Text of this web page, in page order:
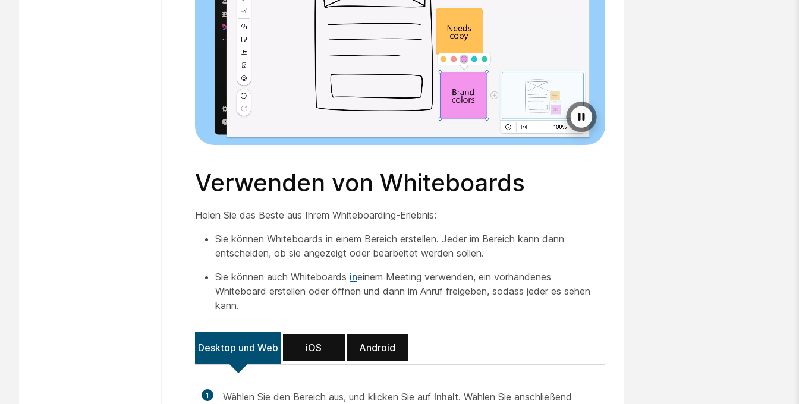
Verwenden von Whiteboards
Holen Sie das Beste aus Ihrem Whiteboarding-Erlebnis:
Sie können Whiteboards in einem Bereich erstellen. Jeder im Bereich kann dann
entscheiden, ob sie angezeigt oder bearbeitet werden sollen.
Sie können auch Whiteboards ineinem Meeting verwenden, ein vorhandenes
Whiteboard erstellen oder öffnen und dann im Anruf freigeben, sodass jeder es sehen
kann.
Desktop und Web iOS Android
1 Wählen Sie den Bereich aus, und klicken Sie auf Inhalt. Wählen Sie anschließend